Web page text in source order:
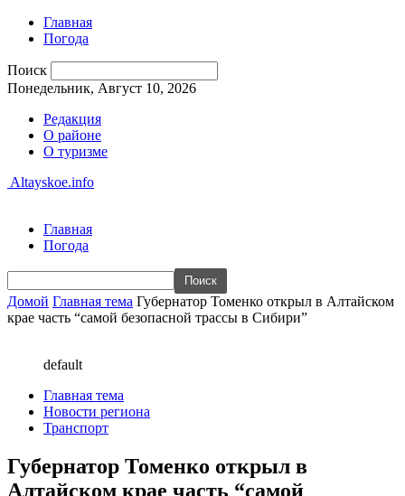
Главная
Погода
Поиск
Понедельник, Август 10, 2026
Редакция
О районе
О туризме
Altayskoe.info
Главная
Погода
Домой Главная тема Губернатор Томенко открыл в Алтайском
крае часть “самой безопасной трассы в Сибири”
default
Главная тема
Новости региона
Транспорт
Губернатор Томенко открыл в
Алтайском крае часть “самой